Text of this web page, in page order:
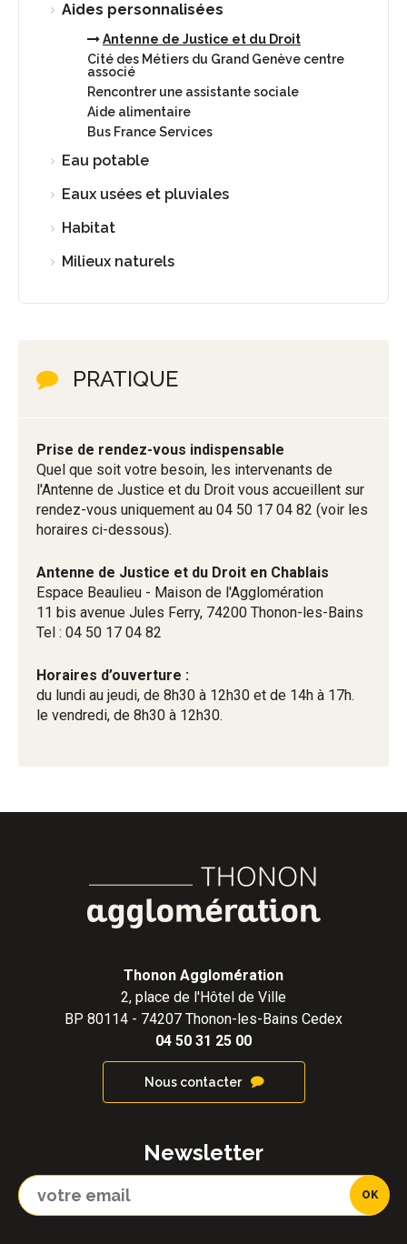
Aides personnalisées
Antenne de Justice et du Droit
Cité des Métiers du Grand Genève centre
associé
Rencontrer une assistante sociale
Aide alimentaire
Bus France Services
Eau potable
Eaux usées et pluviales
Habitat
Milieux naturels
PRATIQUE
Prise de rendez-vous indispensable
Quel que soit votre besoin, les intervenants de
l'Antenne de Justice et du Droit vous accueillent sur
rendez-vous uniquement au 04 50 17 04 82 (voir les
horaires ci-dessous).
Antenne de Justice et du Droit en Chablais
Espace Beaulieu - Maison de l'Agglomération
11 bis avenue Jules Ferry, 74200 Thonon-les-Bains
Tel : 04 50 17 04 82
Horaires d’ouverture :
du lundi au jeudi, de 8h30 à 12h30 et de 14h à 17h.
le vendredi, de 8h30 à 12h30.
Thonon Agglomération
2, place de l'Hôtel de Ville
BP 80114 - 74207 Thonon-les-Bains Cedex
04 50 31 25 00
Nous contacter
Newsletter